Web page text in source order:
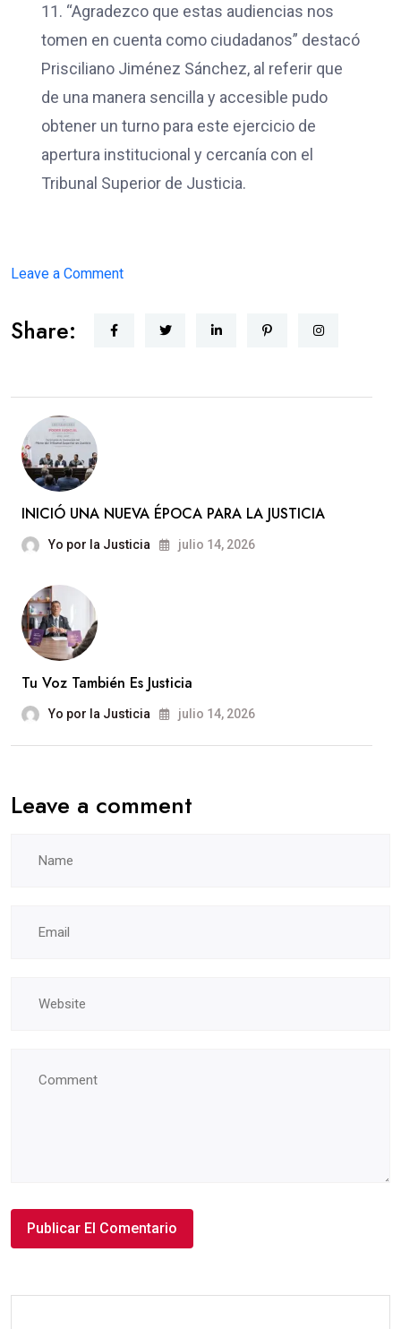
11. “Agradezco que estas audiencias nos
tomen en cuenta como ciudadanos” destacó
Prisciliano Jiménez Sánchez, al referir que
de una manera sencilla y accesible pudo
obtener un turno para este ejercicio de
apertura institucional y cercanía con el
Tribunal Superior de Justicia.
Leave a Commenton
CERCANA
Share:
INICIÓ UNA NUEVA ÉPOCA PARA LA JUSTICIA
Yo por la Justicia julio 14, 2026
Tu Voz También Es Justicia
Yo por la Justicia julio 14, 2026
Leave a comment